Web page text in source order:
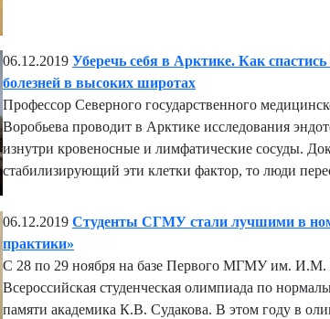
06.12.2019 Уберечь себя в Арктике. Как спастись
болезней в высоких широтах
Профессор Северного государственного
Воробьева проводит в Арктике исследования
изнутри кровеносные и лимфатические сосуды.
стабилизирующий эти клетки фактор, то люди
06.12.2019 Студенты СГМУ стали лучшими в
практики»
С 28 по 29 ноября на базе Первого МГМУ им. И.М.
Всероссийская студенческая олимпиада по
памяти академика К.В. Судакова. В этом году в